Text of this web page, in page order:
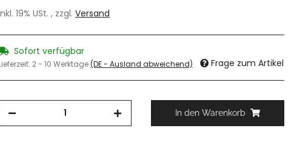
19% USt. , zzgl. Versand
Sofort verfügbar
2 - 10 Werktage(DE - Ausland abweichend) Frage zum Artikel
In den Warenkorb